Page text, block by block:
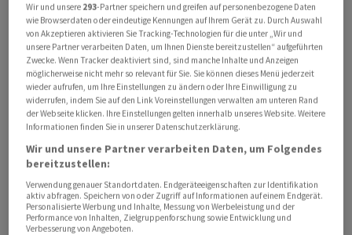
Der britische Schuhhersteller Dr. Martens hat wegen
Problemen im neuen US-Vertriebszentrum sein
Gewinnziel einkassiert und damit seine Aktien auf
Talfahrt geschickt. Der Vorstand erwarte nun in dem im
März endenden Bilanzjahr 2022/23 Belastungen in Höhe
von 16 bis 25 Millionen Pfund, teilte die für ihre derben
Boots mit der markanten gelben Naht bekannte
Schuhmarke am Donnerstag mit. Damit werde das
operative Ergebnis (Ebitda) auf 250 bis 260 (Vorjahr: 263)
Millionen Pfund schrumpfen. Zudem seien auch im
neuen Geschäftsjahr noch mit Belastungen zu rechnen.
Wir und unsere 293-Partner speichern und greifen auf personenbezogene Daten
wie Browserdaten oder eindeutige Kennungen auf Ihrem Gerät zu. Durch Auswahl
von Akzeptieren aktivieren Sie Tracking-Technologien für die unter „Wir und
unsere Partner verarbeiten Daten, um Ihnen Dienste bereitzustellen“ aufgeführten
Zwecke. Wenn Tracker deaktiviert sind, sind manche Inhalte und Anzeigen
möglicherweise nicht mehr so relevant für Sie. Sie können dieses Menü jederzeit
wieder aufrufen, um Ihre Einstellungen zu ändern oder Ihre Einwilligung zu
widerrufen, indem Sie auf den Link Voreinstellungen verwalten am unteren Rand
der Webseite klicken. Ihre Einstellungen gelten innerhalb unseres Website. Weitere
Informationen finden Sie in unserer Datenschutzerklärung.
Wir und unsere Partner verarbeiten Daten, um Folgendes
bereitzustellen:
Verwendung genauer Standortdaten. Endgeräteeigenschaften zur Identifikation
aktiv abfragen. Speichern von oder Zugriff auf Informationen auf einem Endgerät.
Personalisierte Werbung und Inhalte, Messung von Werbeleistung und der
Performance von Inhalten, Zielgruppenforschung sowie Entwicklung und
Verbesserung von Angeboten.